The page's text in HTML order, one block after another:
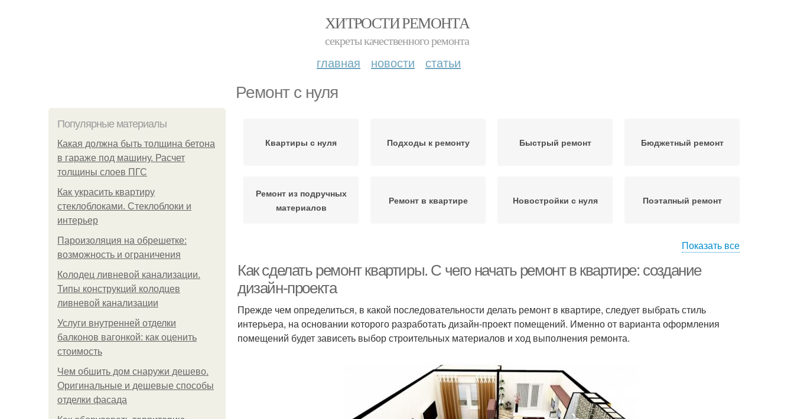
ХИТРОСТИ РЕМОНТА
секреты качественного ремонта
главная новости статьи
Ремонт с нуля
Популярные материалы
Какая должна быть толщина бетона
в гараже под машину. Расчет
толщины слоев ПГС
Как украсить квартиру
стеклоблоками. Стеклоблоки и
интерьер
Пароизоляция на обрешетке:
возможность и ограничения
Колодец ливневой канализации.
Типы конструкций колодцев
ливневой канализации
Услуги внутренней отделки
балконов вагонкой: как оценить
стоимость
Чем обшить дом снаружи дешево.
Оригинальные и дешевые способы
отделки фасада
Квартиры с нуля Подходы к ремонту Быстрый ремонт Бюджетный ремонт
Ремонт из подручных
материалов
Ремонт в квартире Новостройки с нуля Поэтапный ремонт
Показать все
Как сделать ремонт квартиры. С чего начать ремонт в квартире: создание
дизайн-проекта
Прежде чем определиться, в какой последовательности делать ремонт в квартире, следует выбрать стиль
интерьера, на основании которого разработать дизайн-проект помещений. Именно от варианта оформления
помещений будет зависеть выбор строительных материалов и ход выполнения ремонта.